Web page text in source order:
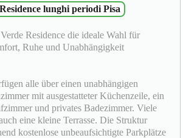
Residence lunghi periodi Pisa
Residence die ideale Wahl für
Ruhe und Unabhängigkeit
alle über einen unabhängigen
mit ausgestatteter Küchenzeile, ein
und privates Badezimmer. Viele
eine kleine Terrasse. Die Struktur
kostenlose unbeaufsichtigte Parkplätze